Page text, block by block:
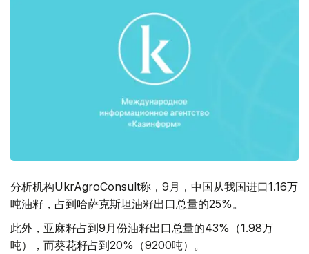
分析机构UkrAgroConsult称，9月，中国从我国进口1.16万
吨油籽，占到哈萨克斯坦油籽出口总量的25%。
此外，亚麻籽占到9月份油籽出口总量的43%（1.98万
吨），而葵花籽占到20%（9200吨）。